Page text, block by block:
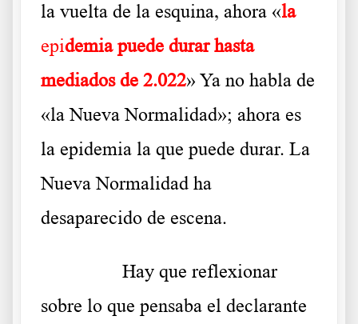
la vuelta de la esquina, ahora «la
epidemiapuede durar hasta
mediados de 2.022» Ya no habla de
«la Nueva Normalidad»; ahora es
la epidemia la que puede durar. La
Nueva Normalidad ha
desaparecido de escena.
Hay que reflexionar
sobre lo que pensaba el declarante